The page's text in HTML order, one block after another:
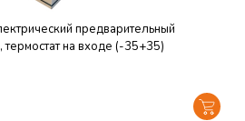
предварительный
термостат на входе (-35+35)